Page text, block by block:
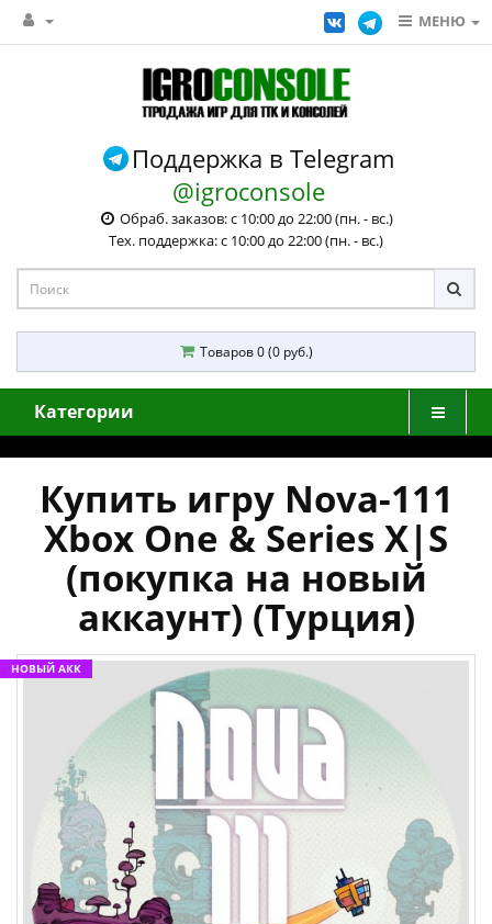
МЕНЮ
Поддержка в Telegram
@igroconsole
Обраб. заказов: с 10:00 до 22:00 (пн. - вс.)
Тех. поддержка: с 10:00 до 22:00 (пн. - вс.)
Товаров 0 (0 руб.)
Категории
Купить игру Nova-111
Xbox One & Series X|S
(покупка на новый
аккаунт) (Турция)
НОВЫЙ АКК